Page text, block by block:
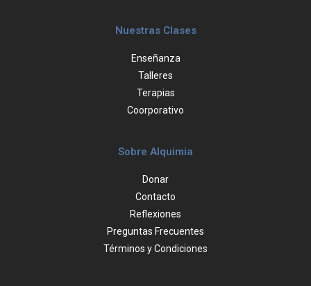
Nuestras Clases
Enseñanza
Talleres
Terapias
Coorporativo
Sobre Alquimia
Donar
Contacto
Reflexiones
Preguntas Frecuentes
Términos y Condiciones